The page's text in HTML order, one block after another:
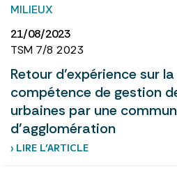
MILIEUX
21/08/2023
TSM 7/8 2023
Retour d’expérience sur
compétence de gestion
urbaines par une
d’agglomération
› LIRE L’ARTICLE